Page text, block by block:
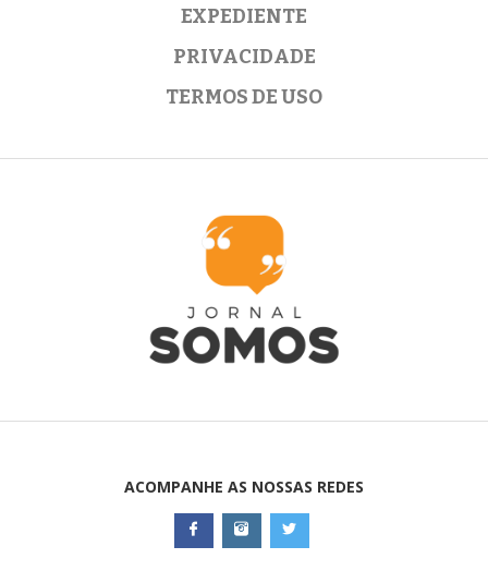
EXPEDIENTE
PRIVACIDADE
TERMOS DE USO
ACOMPANHE AS NOSSAS REDES